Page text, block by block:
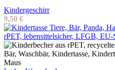
Kindergeschirr
9,50 €